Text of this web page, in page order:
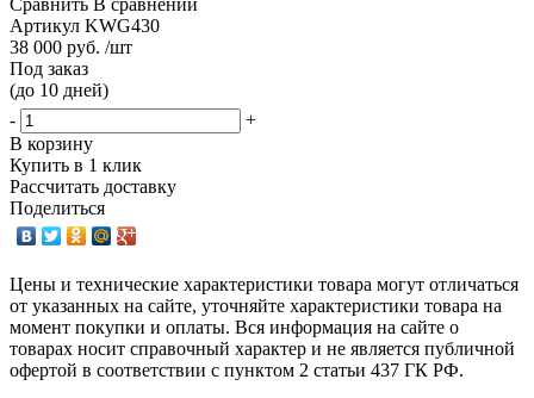
Артикул KWG430
38 000 руб. /шт
Под заказ
(до 10 дней)
-
+
В корзину
Купить в 1 клик
Рассчитать доставку
Поделиться
Цены и технические характеристики товара могут отличаться
от указанных на сайте, уточняйте характеристики товара на
момент покупки и оплаты. Вся информация на сайте о
товарах носит справочный характер и не является публичной
офертой в соответствии с пунктом 2 статьи 437 ГК РФ.